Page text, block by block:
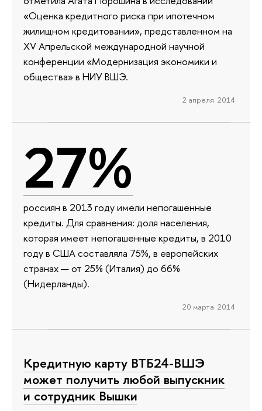
«Оценка кредитного риска при ипотечном
жилищном кредитовании», представленном на
XV Апрельской международной научной
конференции «Модернизация экономики и
общества» в НИУ ВШЭ.
2 апреля 2014
27%
россиян в 2013 году имели непогашенные
кредиты. Для сравнения: доля населения,
которая имеет непогашенные кредиты, в 2010
году в США составляла 75%, в европейских
странах — от 25% (Италия) до 66%
(Нидерланды).
20 марта 2014
Кредитную карту ВТБ24-ВШЭ
может получить любой выпускник
и сотрудник Вышки